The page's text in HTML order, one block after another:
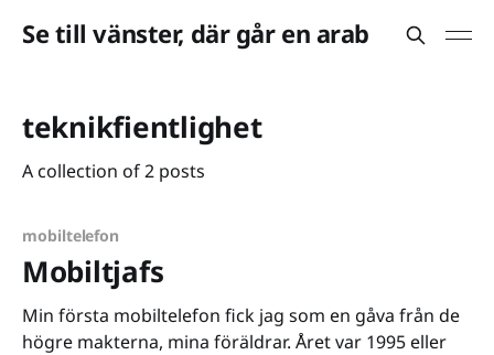
Se till vänster, där går en arab
teknikfientlighet
A collection of 2 posts
mobiltelefon
Mobiltjafs
Min första mobiltelefon fick jag som en gåva från de
högre makterna, mina föräldrar. Året var 1995 eller